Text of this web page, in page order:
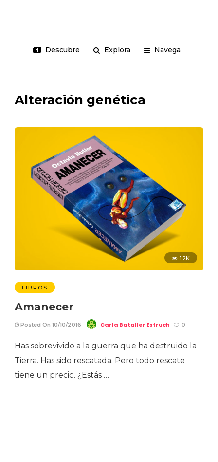
Descubre Explora Navega
Alteración genética
1.2K
LIBROS
Amanecer
Posted On 10/10/2016 Carla Bataller Estruch 0
Has sobrevivido a la guerra que ha destruido la
Tierra. Has sido rescatada. Pero todo rescate
tiene un precio. ¿Estás …
1